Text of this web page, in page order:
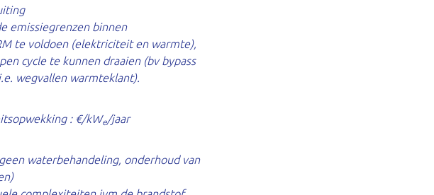
emissiegrenzen binnen
te voldoen (elektriciteit en warmte),
cycle te kunnen draaien (bv bypass
wegvallen warmteklant).
: €/kWe/jaar
waterbehandeling, onderhoud van